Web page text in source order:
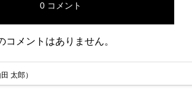
0 コメント
コメントはありません。
太郎）